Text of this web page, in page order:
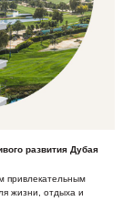
развития Дубая
привлекательным
жизни, отдыха и